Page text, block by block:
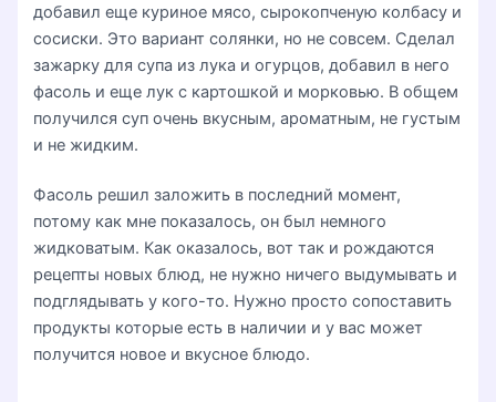
добавил еще куриное мясо, сырокопченую колбасу и
сосиски. Это вариант солянки, но не совсем. Сделал
зажарку для супа из лука и огурцов, добавил в него
фасоль и еще лук с картошкой и морковью. В общем
получился суп очень вкусным, ароматным, не густым
и не жидким.
Фасоль решил заложить в последний момент,
потому как мне показалось, он был немного
жидковатым. Как оказалось, вот так и рождаются
рецепты новых блюд, не нужно ничего выдумывать и
подглядывать у кого-то. Нужно просто сопоставить
продукты которые есть в наличии и у вас может
получится новое и вкусное блюдо.